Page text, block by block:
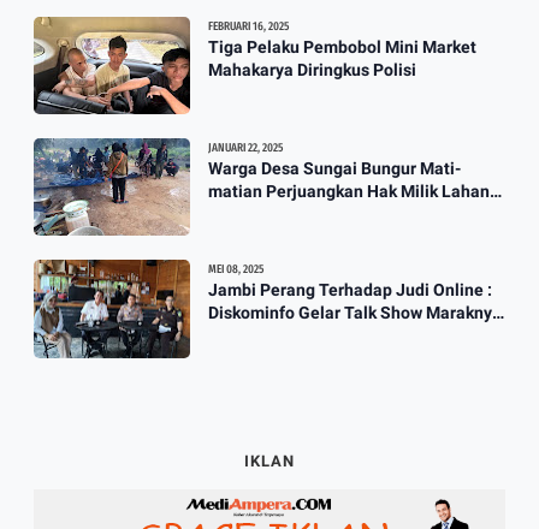
FEBRUARI 16, 2025
Tiga Pelaku Pembobol Mini Market
Mahakarya Diringkus Polisi
JANUARI 22, 2025
Warga Desa Sungai Bungur Mati-
matian Perjuangkan Hak Milik Lahan
MEI 08, 2025
Jambi Perang Terhadap Judi Online :
Diskominfo Gelar Talk Show Maraknya
IKLAN